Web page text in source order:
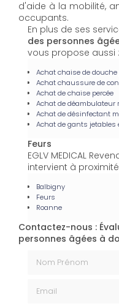
d'aide à la mobilité,
occupants.
En plus de ses
des personnes
vous propose aussi :
Achat chaise de
Achat chaussure de
Achat de chaise percée
Achat de déambulateur
Achat de désinfectant
Achat de gants jetables
Feurs
EGLV MEDICAL
intervient à
Balbigny
Feurs
Roanne
Contactez-nous :
personnes âgées à